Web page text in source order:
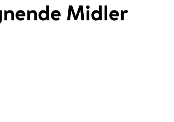
Midler